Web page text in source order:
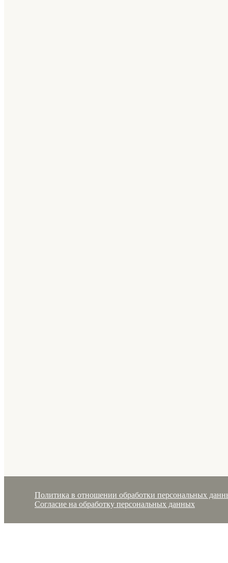
Политика в отношении обработки персональных
Согласие на обработку персональных данных